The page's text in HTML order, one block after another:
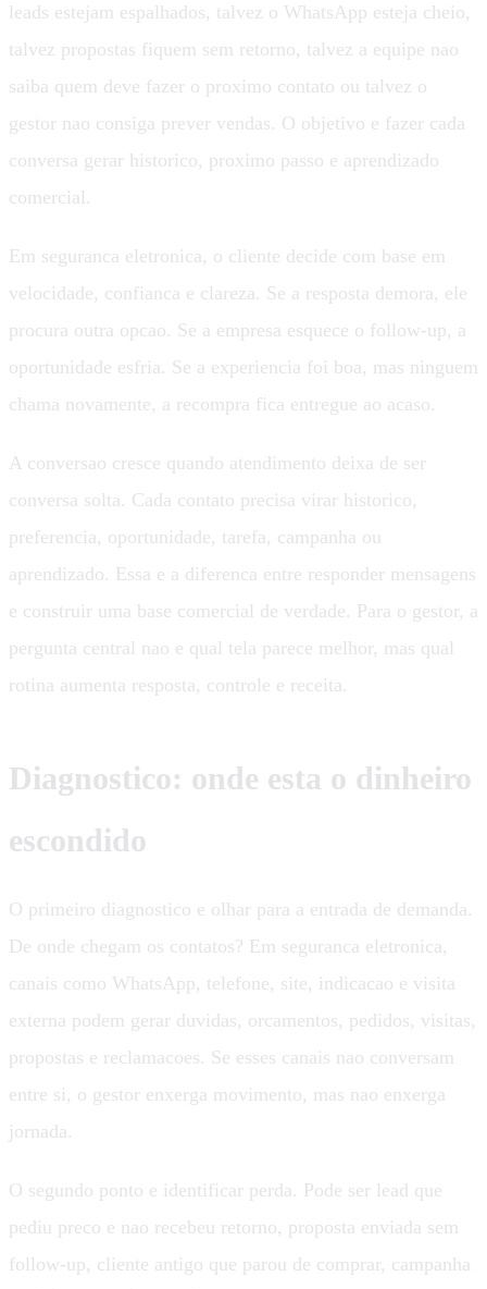
leads estejam espalhados, talvez o WhatsApp esteja cheio,
talvez propostas fiquem sem retorno, talvez a equipe nao
saiba quem deve fazer o proximo contato ou talvez o
gestor nao consiga prever vendas. O objetivo e fazer cada
conversa gerar historico, proximo passo e aprendizado
comercial.
Em seguranca eletronica, o cliente decide com base em
velocidade, confianca e clareza. Se a resposta demora, ele
procura outra opcao. Se a empresa esquece o follow-up, a
oportunidade esfria. Se a experiencia foi boa, mas ninguem
chama novamente, a recompra fica entregue ao acaso.
A conversao cresce quando atendimento deixa de ser
conversa solta. Cada contato precisa virar historico,
preferencia, oportunidade, tarefa, campanha ou
aprendizado. Essa e a diferenca entre responder mensagens
e construir uma base comercial de verdade. Para o gestor, a
pergunta central nao e qual tela parece melhor, mas qual
rotina aumenta resposta, controle e receita.
Diagnostico: onde esta o dinheiro
escondido
O primeiro diagnostico e olhar para a entrada de demanda.
De onde chegam os contatos? Em seguranca eletronica,
canais como WhatsApp, telefone, site, indicacao e visita
externa podem gerar duvidas, orcamentos, pedidos, visitas,
propostas e reclamacoes. Se esses canais nao conversam
entre si, o gestor enxerga movimento, mas nao enxerga
jornada.
O segundo ponto e identificar perda. Pode ser lead que
pediu preco e nao recebeu retorno, proposta enviada sem
follow-up, cliente antigo que parou de comprar, campanha